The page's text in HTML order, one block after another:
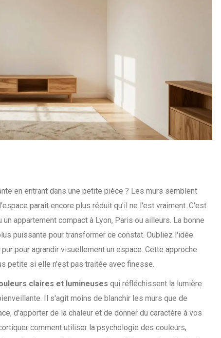
en entrant dans une petite pièce ? Les murs semblent
paraît encore plus réduit qu'il ne l'est vraiment. C'est
appartement compact à Lyon, Paris ou ailleurs. La bonne
puissante pour transformer ce constat. Oubliez l'idée
pour agrandir visuellement un espace. Cette approche
petite si elle n'est pas traitée avec finesse.
claires et lumineuses qui réfléchissent la lumière
Il s'agit moins de blanchir les murs que de
d'apporter de la chaleur et de donner du caractère à vos
comment utiliser la psychologie des couleurs,